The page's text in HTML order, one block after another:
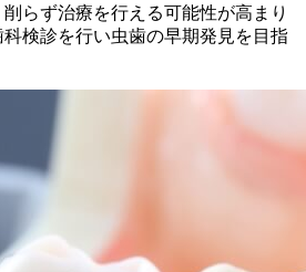
らず治療を行える可能性が高まり
科検診を行い虫歯の早期発見を目指